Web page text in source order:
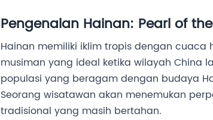
Pengenalan Hainan: Pearl of
Hainan memiliki iklim tropis dengan
musiman yang ideal ketika wilayah China
populasi yang beragam dengan budaya
Seorang wisatawan akan menemukan
tradisional yang masih bertahan.